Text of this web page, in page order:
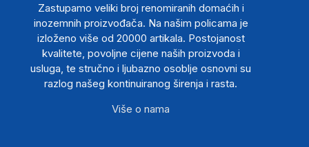
Zastupamo veliki broj renomiranih domaćih i
inozemnih proizvođača. Na našim policama je
izloženo više od 20000 artikala. Postojanost
kvalitete, povoljne cijene naših proizvoda i
usluga, te stručno i ljubazno osoblje osnovni su
razlog našeg kontinuiranog širenja i rasta.
Više o nama